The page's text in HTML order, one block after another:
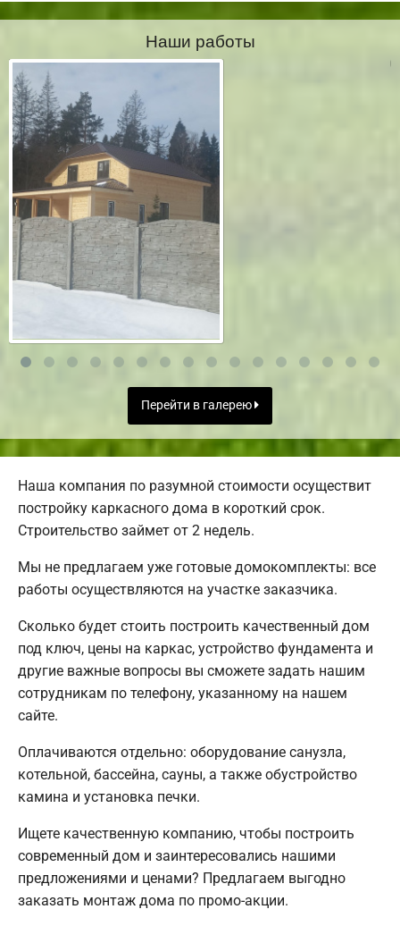
Наши работы
Перейти в галерею
Наша компания по разумной стоимости осуществит
постройку каркасного дома в короткий срок.
Строительство займет от 2 недель.
Мы не предлагаем уже готовые домокомплекты: все
работы осуществляются на участке заказчика.
Сколько будет стоить построить качественный дом
под ключ, цены на каркас, устройство фундамента и
другие важные вопросы вы сможете задать нашим
сотрудникам по телефону, указанному на нашем
сайте.
Оплачиваются отдельно: оборудование санузла,
котельной, бассейна, сауны, а также обустройство
камина и установка печки.
Ищете качественную компанию, чтобы построить
современный дом и заинтересовались нашими
предложениями и ценами? Предлагаем выгодно
заказать монтаж дома по промо-акции.